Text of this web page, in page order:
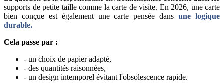
supports de petite taille comme la carte de visite. En 2026, une carte
bien conçue est également une carte pensée dansune logique
durable.
Cela passe par :
- un choix de papier adapté,
- des quantités raisonnées,
- un design intemporel évitant l'obsolescence rapide.